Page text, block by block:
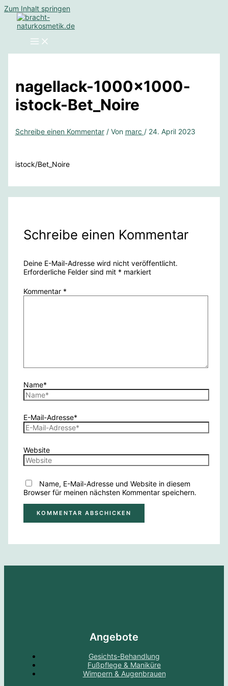
Zum Inhalt springen
nagellack-1000×1000-
istock-Bet_Noire
Schreibe einen Kommentar / Von marc / 24. April 2023
istock/Bet_Noire
Schreibe einen Kommentar
Deine E-Mail-Adresse wird nicht veröffentlicht.
Erforderliche Felder sind mit * markiert
Kommentar *
Name*
E-Mail-Adresse*
Website
Name, E-Mail-Adresse und Website in diesem
Browser für meinen nächsten Kommentar speichern.
Angebote
Gesichts-Behandlung
Fußpflege & Maniküre
Wimpern & Augenbrauen